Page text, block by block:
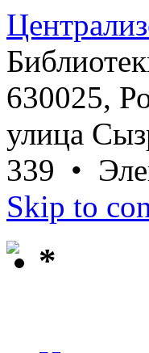
630025,
улица
339 •
Skip to
*